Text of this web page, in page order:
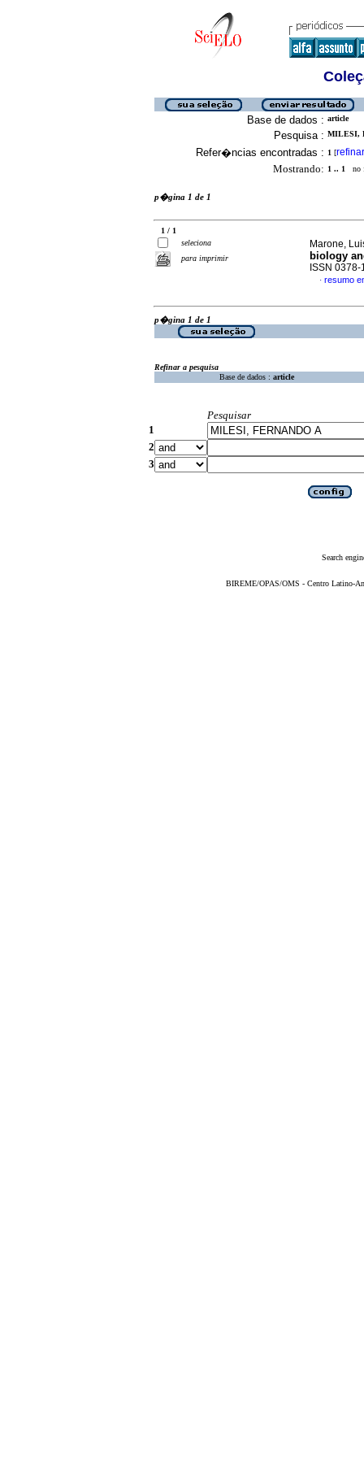
Base de dados : article
Pesquisa : MILESI,
Refer�ncias encontradas : 1 [refinar
Mostrando: 1 .. 1 no
p�gina 1 de 1
1 / 1
seleciona
para imprimir
Marone,
biology
ISSN 0378-
· resumo
p�gina 1 de 1
Refinar a pesquisa
Base de dados : article
Pesquisar
1
2
3
Search
BIREME/OPAS/OMS - Centro Latino-